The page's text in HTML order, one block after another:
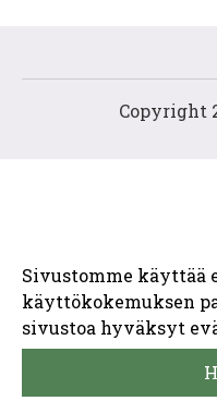
Copyright
Sivustomme käyttää
käyttökokemuksen
sivustoa hyväksyt